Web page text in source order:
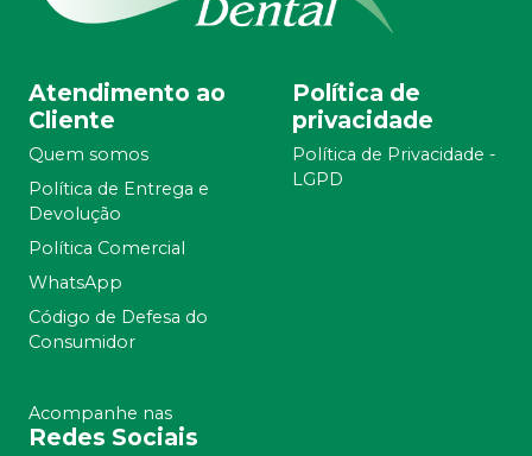
Atendimento ao
Cliente
Quem somos
Política de Entrega e
Devolução
Política Comercial
WhatsApp
Código de Defesa do
Consumidor
Política de
privacidade
Política de Privacidade -
LGPD
Acompanhe nas
Redes Sociais